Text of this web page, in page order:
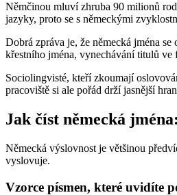
Němčinou mluví zhruba 90 milionů
jazyky, proto se s německými
Dobrá zpráva je, že německá jména
křestního jména, vynechávání titulů
Sociolingvisté, kteří zkoumají
pracoviště si ale pořád drží jasnější
Jak číst německá
Německá výslovnost je většinou
vyslovuje.
Vzorce písmen, které uvidíte